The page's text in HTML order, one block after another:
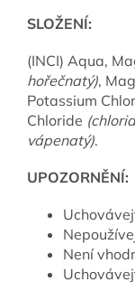
SLOŽENÍ:
(INCI) Aqua,
hořečnatý),
Potassium
Chloride
vápenatý).
UPOZORNĚNÍ:
Není